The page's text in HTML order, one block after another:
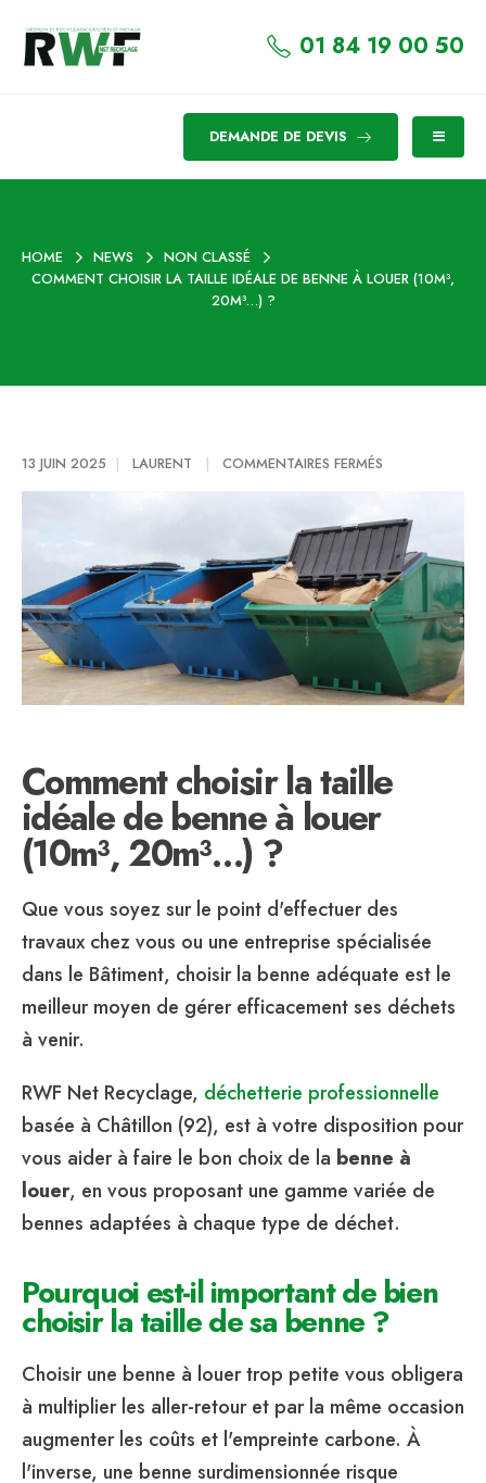
01 84 19 00 50
DEMANDE DE DEVIS
HOME NEWS
NON CLASSÉ
COMMENT CHOISIR LA TAILLE IDÉALE DE BENNE À LOUER (10M³,
20M³…) ?
13 JUIN 2025 LAURENT COMMENTAIRES FERMÉS
LA
TAILLE
IDÉALE
DE
BENNE
À
LOUER
(10M³,
20M³…)
Comment choisir la taille
idéale de benne à louer
(10m³, 20m³…) ?
Que vous soyez sur le point d'effectuer des
travaux chez vous ou une entreprise spécialisée
dans le Bâtiment, choisir la benne adéquate est le
meilleur moyen de gérer efficacement ses déchets
à venir.
RWF Net Recyclage, déchetterie professionnelle
basée à Châtillon (92), est à votre disposition pour
vous aider à faire le bon choix de la benne à
louer, en vous proposant une gamme variée de
bennes adaptées à chaque type de déchet.
Pourquoi est-il important de bien
choisir la taille de sa benne ?
Choisir une benne à louer trop petite vous obligera
à multiplier les aller-retour et par la même occasion
augmenter les coûts et l'empreinte carbone. À
l'inverse, une benne surdimensionnée risque